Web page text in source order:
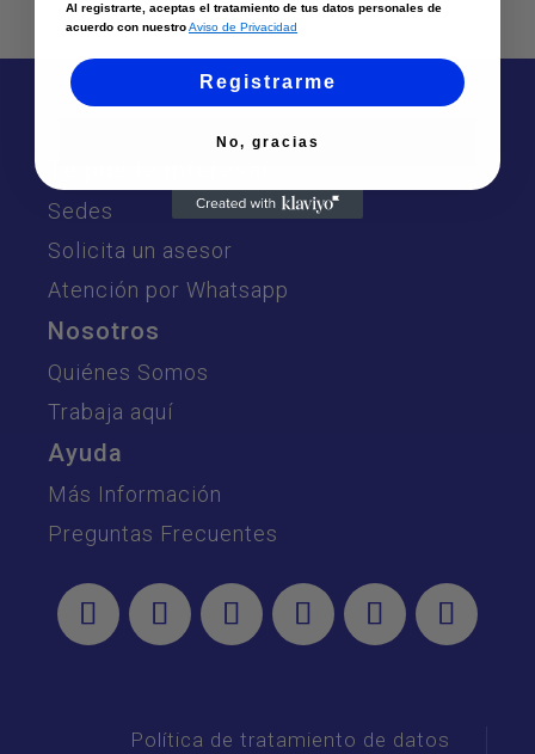
Sedes
Solicita un asesor
Atención por Whatsapp
Nosotros
Quiénes Somos
Trabaja aquí
Ayuda
Más Información
Preguntas Frecuentes
Política de tratamiento de datos
Al registrarte, aceptas el tratamiento de tus datos personales de
acuerdo con nuestroAviso de Privacidad
Registrarme
No, gracias